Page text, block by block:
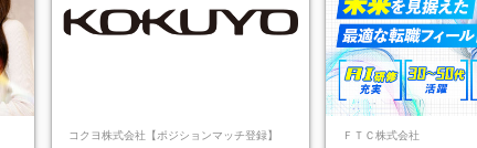
コクヨ株式会社【ポジションマッチ登録】 ＦＴＣ株式会社